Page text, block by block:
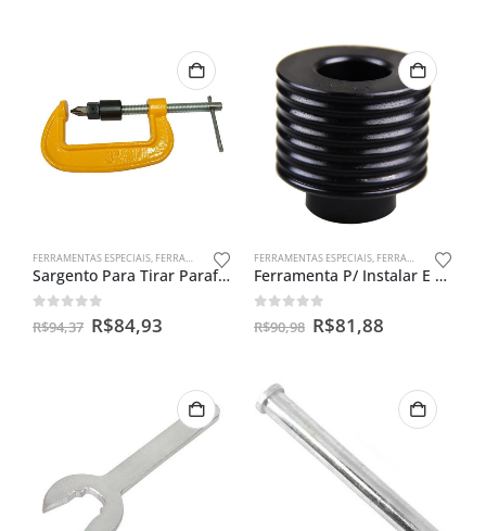
FERRAMENTAS ESPECIAIS, FERRAMENTAS PARA FILTROS CENTRÍFUGO
Sargento Para Tirar Parafuso Do Filtro Centrífugo Da Moto
out of 5
R$94,37 R$84,93
FERRAMENTAS ESPECIAIS, FERRAMENTAS PARA BENGALAS
Ferramenta P/ Instalar E Guiar Retentor De Bengala Da Cg/ml
out of 5
R$90,98 R$81,88